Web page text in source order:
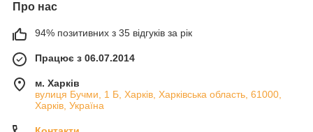
Про нас
94% позитивних з 35 відгуків за рік
Працює з 06.07.2014
м. Харків
вулиця Бучми, 1 Б, Харків, Харківська область, 61000,
Харків, Україна